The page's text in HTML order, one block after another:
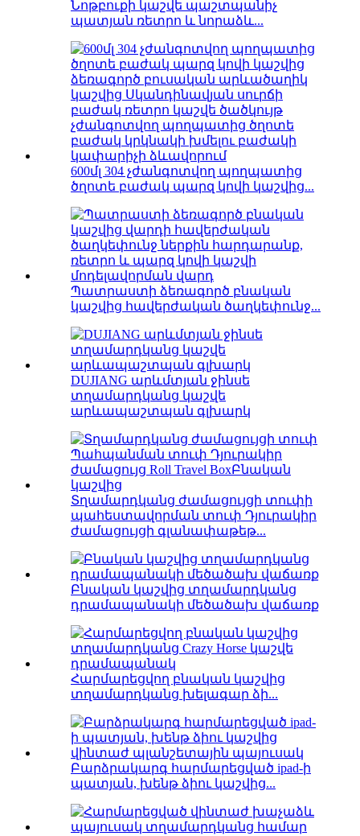
Նոթբուքի կաշվե պաշտպանիչ
պատյան ռետրո և նորաձև...
600մլ 304 չժանգոտվող պողպատից
ծղոտե բաժակ պարզ կովի կաշվից...
Պատրաստի ձեռագործ բնական
կաշվից հավերժական ծաղկեփունջ...
DUJIANG արևմտյան ջինսե
տղամարդկանց կաշվե
արևապաշտպան գլխարկ
Տղամարդկանց ժամացույցի տուփի
պահեստավորման տուփ Դյուրակիր
ժամացույցի գլանափաթեթ...
Բնական կաշվից տղամարդկանց
դրամապանակի մեծածախ վաճառք
Հարմարեցվող բնական կաշվից
տղամարդկանց խելագար ձի...
Բարձրակարգ հարմարեցված ipad-ի
պատյան, խենթ ձիու կաշվից...